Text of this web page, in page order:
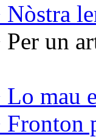
un
mau